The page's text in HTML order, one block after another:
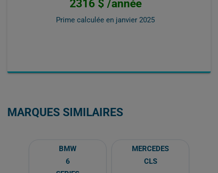
2316 $ /année
Prime calculée en janvier 2025
MARQUES SIMILAIRES
BMW
6
MERCEDES
CLS